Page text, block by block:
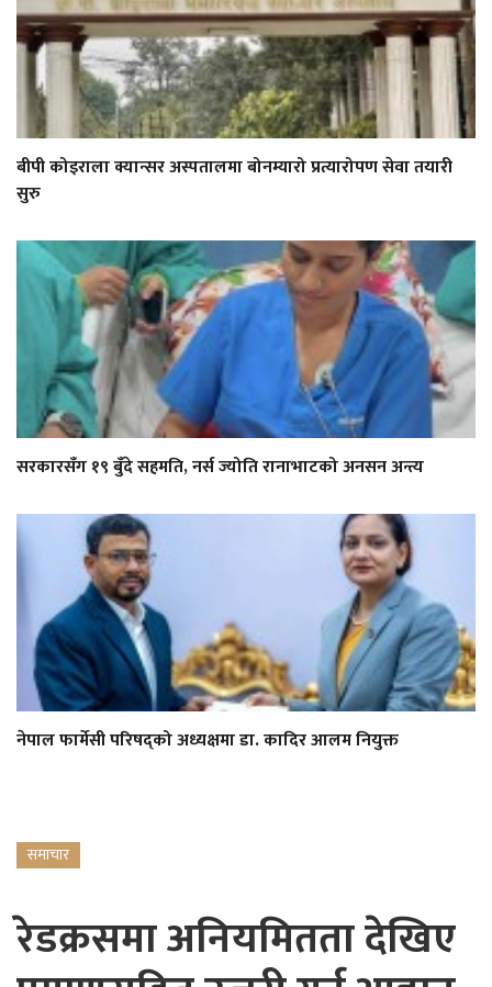
बीपी कोइराला क्यान्सर अस्पतालमा बोनम्यारो प्रत्यारोपण सेवा तयारी
सुरु
सरकारसँग १९ बुँदे सहमति, नर्स ज्योति रानाभाटको अनसन अन्त्य
नेपाल फार्मेसी परिषद्को अध्यक्षमा डा. कादिर आलम नियुक्त
समाचार
रेडक्रसमा अनियमितता देखिए